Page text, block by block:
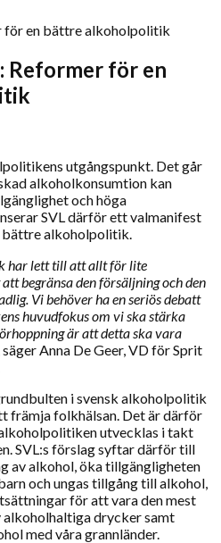
för en bättre alkoholpolitik
Reformer för en
utgångspunkt. Det går
alkoholkonsumtion kan
och höga
SVL därför ett valmanifest
bättre alkoholpolitik.
har lett till att allt för lite
begränsa den försäljning och den
Vi behöver ha en seriös debatt
huvudfokus om vi ska stärka
är att detta ska vara
säger Anna De Geer, VD för Sprit
i svensk alkoholpolitik
folkhälsan. Det är därför
utvecklas i takt
SVL:s förslag syftar därför till
av alkohol, öka tillgängligheten
och ungas tillgång till alkohol,
för att vara den mest
drycker samt
med våra grannländer.